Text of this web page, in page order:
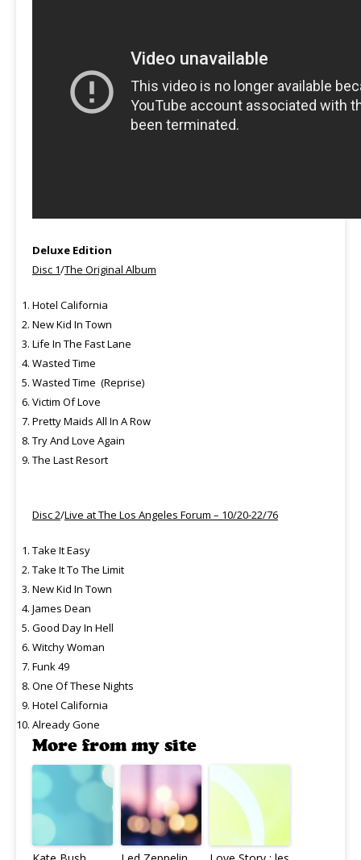
Deluxe Edition
Disc 1/The Original Album
Hotel California
New Kid In Town
Life In The Fast Lane
Wasted Time
Wasted Time (Reprise)
Victim Of Love
Pretty Maids All In A Row
Try And Love Again
The Last Resort
Disc 2/Live at The Los Angeles Forum – 10/20-22/76
Take It Easy
Take It To The Limit
New Kid In Town
James Dean
Good Day In Hell
Witchy Woman
Funk 49
One Of These Nights
Hotel California
Already Gone
More from my site